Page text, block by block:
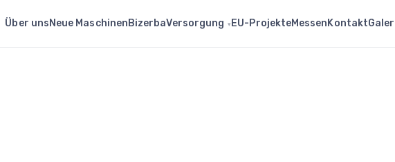
Über unsNeue Maschinen BizerbaVersorgung ▾ EU-ProjekteMessenKontakt